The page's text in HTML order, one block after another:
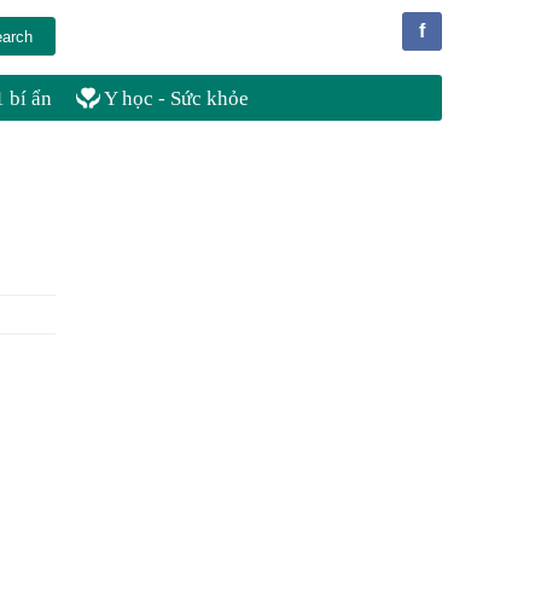
f
bí ẩn Y học - Sức khỏe